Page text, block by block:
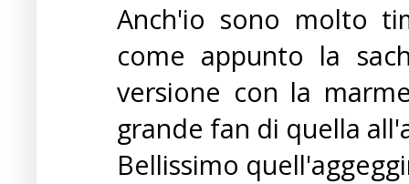
Anch'io sono molto
come appunto la
versione con la
grande fan di quella
Bellissimo